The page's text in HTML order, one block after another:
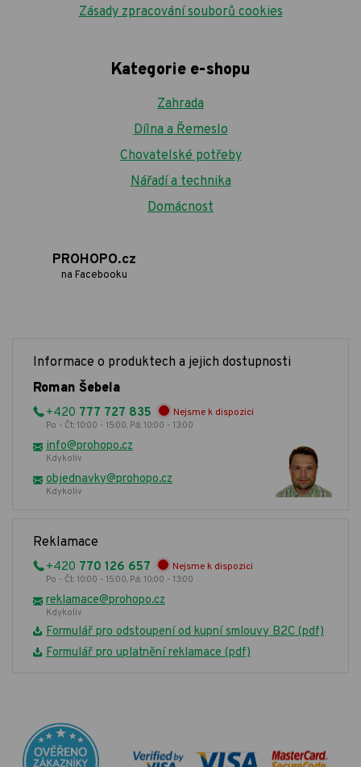
Zásady zpracování souborů cookies
Kategorie e-shopu
Zahrada
Dílna a Řemeslo
Chovatelské potřeby
Nářadí a technika
Domácnost
PROHOPO.cz
na Facebooku
Informace o produktech a jejich dostupnosti
Roman Šebela
+420 777 727 835 Nejsme k dispozici
Po - Čt: 10:00 - 15:00, Pá: 10:00 - 13:00
info@prohopo.cz
Kdykoliv
objednavky@prohopo.cz
Kdykoliv
Reklamace
+420 770 126 657 Nejsme k dispozici
Po - Čt: 10:00 - 15:00, Pá: 10:00 - 13:00
reklamace@prohopo.cz
Kdykoliv
Formulář pro odstoupení od kupní smlouvy B2C (pdf)
Formulář pro uplatnění reklamace (pdf)